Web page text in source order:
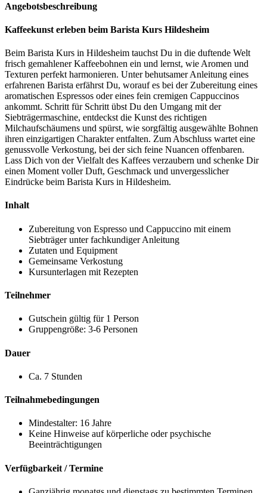
Angebotsbeschreibung
Kaffeekunst erleben beim Barista Kurs Hildesheim
Beim Barista Kurs in Hildesheim tauchst Du in die duftende Welt
frisch gemahlener Kaffeebohnen ein und lernst, wie Aromen und
Texturen perfekt harmonieren. Unter behutsamer Anleitung eines
erfahrenen Barista erfährst Du, worauf es bei der Zubereitung eines
aromatischen Espressos oder eines fein cremigen Cappuccinos
ankommt. Schritt für Schritt übst Du den Umgang mit der
Siebträgermaschine, entdeckst die Kunst des richtigen
Milchaufschäumens und spürst, wie sorgfältig ausgewählte Bohnen
ihren einzigartigen Charakter entfalten. Zum Abschluss wartet eine
genussvolle Verkostung, bei der sich feine Nuancen offenbaren.
Lass Dich von der Vielfalt des Kaffees verzaubern und schenke Dir
einen Moment voller Duft, Geschmack und unvergesslicher
Eindrücke beim Barista Kurs in Hildesheim.
Inhalt
Zubereitung von Espresso und Cappuccino mit einem
Siebträger unter fachkundiger Anleitung
Zutaten und Equipment
Gemeinsame Verkostung
Kursunterlagen mit Rezepten
Teilnehmer
Gutschein gültig für 1 Person
Gruppengröße: 3-6 Personen
Dauer
Ca. 7 Stunden
Teilnahmebedingungen
Mindestalter: 16 Jahre
Keine Hinweise auf körperliche oder psychische
Beeinträchtigungen
Verfügbarkeit / Termine